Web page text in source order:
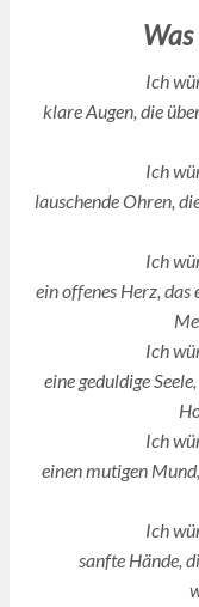
Ich
klare Augen, die
Ich
lauschende Ohren,
Ich
ein offenes Herz, das
Ich
eine geduldige
Ich
einen mutigen
Ich
sanfte Hände,